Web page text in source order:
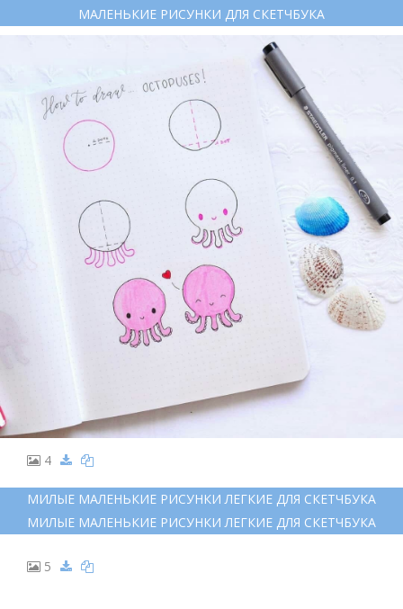
МАЛЕНЬКИЕ РИСУНКИ ДЛЯ СКЕТЧБУКА
4
МИЛЫЕ МАЛЕНЬКИЕ РИСУНКИ ЛЕГКИЕ ДЛЯ СКЕТЧБУКА
МИЛЫЕ МАЛЕНЬКИЕ РИСУНКИ ЛЕГКИЕ ДЛЯ СКЕТЧБУКА
5